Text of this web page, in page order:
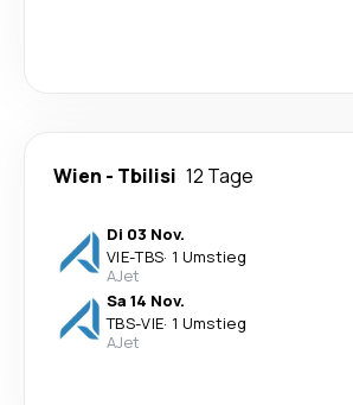
Wien - Tbilisi 12 Tage
Di 03 Nov.
VIE-TBS· 1 Umstieg
AJet
Sa 14 Nov.
TBS-VIE· 1 Umstieg
AJet